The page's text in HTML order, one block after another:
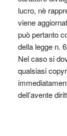
lucro, nè
viene
può pertanto
della legge n.
Nel caso si
qualsiasi
dell’avente